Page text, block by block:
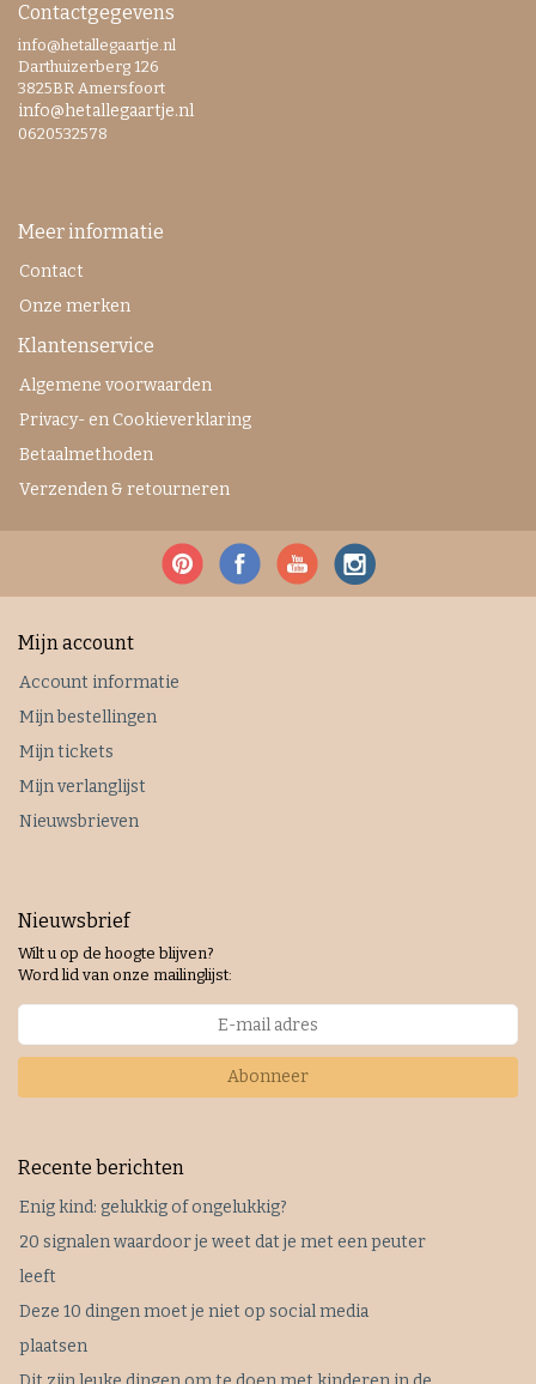
Contactgegevens
info@hetallegaartje.nl
Darthuizerberg 126
3825BR Amersfoort
info@hetallegaartje.nl
0620532578
Meer informatie
Contact
Onze merken
Klantenservice
Algemene voorwaarden
Privacy- en Cookieverklaring
Betaalmethoden
Verzenden & retourneren
Mijn account
Account informatie
Mijn bestellingen
Mijn tickets
Mijn verlanglijst
Nieuwsbrieven
Nieuwsbrief
Wilt u op de hoogte blijven?
Word lid van onze mailinglijst:
Abonneer
Recente berichten
Enig kind: gelukkig of ongelukkig?
20 signalen waardoor je weet dat je met een peuter
leeft
Deze 10 dingen moet je niet op social media
plaatsen